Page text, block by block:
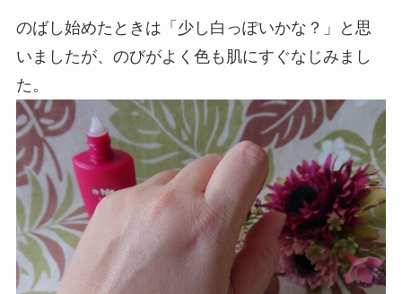
のばし始めたときは「少し白っぽいかな？」と思
いましたが、のびがよく色も肌にすぐなじみまし
た。